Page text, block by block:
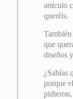
artículo
queréis.
que
diseños
¿Sabías
porque
pidieron,